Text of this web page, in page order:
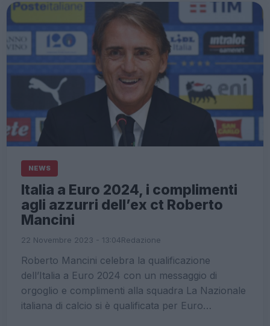
NEWS
Italia a Euro 2024, i complimenti
agli azzurri dell’ex ct Roberto
Mancini
22 Novembre 2023 - 13:04Redazione
Roberto Mancini celebra la qualificazione
dell’Italia a Euro 2024 con un messaggio di
orgoglio e complimenti alla squadra La Nazionale
italiana di calcio si è qualificata per Euro…